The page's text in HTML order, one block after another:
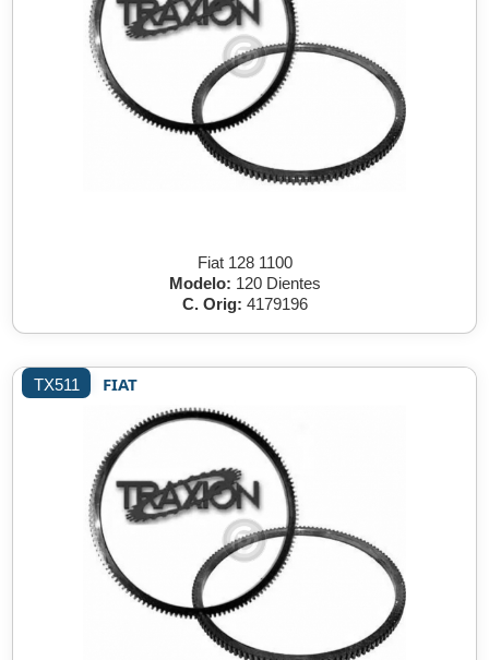
Fiat 128 1100
Modelo: 120 Dientes
C. Orig: 4179196
TX511 FIAT